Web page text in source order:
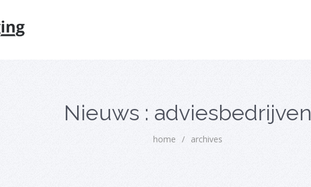
Nieuws : adviesbedrijven
home / archives
Oriëntatiememo bedrijfsopvolging voor fiscaal juridisch advies